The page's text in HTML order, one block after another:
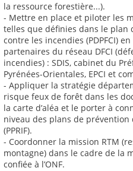
la ressource forestière...).
- Mettre en place et piloter les
telles que définies dans le
contre les incendies (PDPFCI)
partenaires du réseau DFCI
incendies) : SDIS, cabinet du
Pyrénées-Orientales, EPCI et
- Appliquer la stratégie
risque feux de forêt dans les
la carte d’aléa et le porter à
niveau des plans de
(PPRIF).
- Coordonner la mission RTM
montagne) dans le cadre de la
confiée à l’ONF.